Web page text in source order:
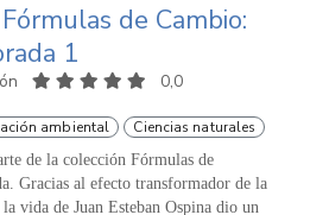
de Cambio:
1
0,0
ambiental Ciencias naturales
de la colección Fórmulas de
Gracias al efecto transformador de la
vida de Juan Esteban Ospina dio un